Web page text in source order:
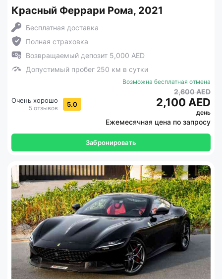
Красный Феррари Рома, 2021
Бесплатная доставка
Полная страховка
Возвращаемый депозит 5,000 AED
Допустимый пробег 250 км в сутки
Очень хорошо
5 отзывов 5.0
Возможна бесплатная отмена
2,600 AED
2,100 AED
день
Ежемесячная цена по запросу
Забронировать